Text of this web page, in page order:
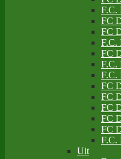
F.C.
FC
FC
F.C.
FC
F.C.
F.C.
FC
FC
FC
FC
FC
F.C.
Uit